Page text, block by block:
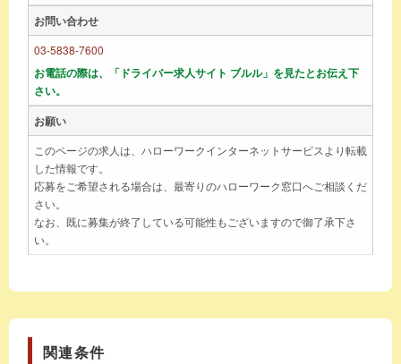
お問い合わせ
03-5838-7600
お電話の際は、「ドライバー求人サイト ブルル」を見たとお伝え下
さい。
お願い
このページの求人は、ハローワークインターネットサービスより転載
した情報です。
応募をご希望される場合は、最寄りのハローワーク窓口へご相談くだ
さい。
なお、既に募集が終了している可能性もございますので御了承下さ
い。
関連条件